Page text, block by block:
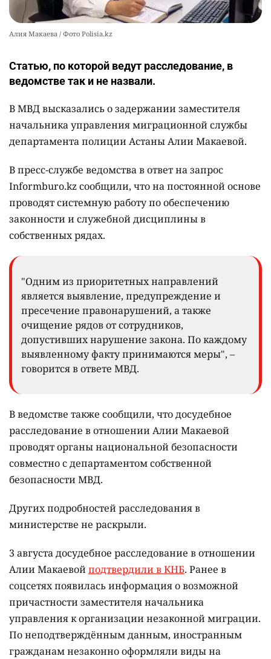
Алия Макаева / Фото Polisia.kz
Статью, по которой ведут расследование, в
ведомстве так и не назвали.
В МВД высказались о задержании заместителя
начальника управления миграционной службы
департамента полиции Астаны Алии Макаевой.
В пресс-службе ведомства в ответ на запрос
Informburo.kz сообщили, что на постоянной основе
проводят системную работу по обеспечению
законности и служебной дисциплины в
собственных рядах.
"Одним из приоритетных направлений
является выявление, предупреждение и
пресечение правонарушений, а также
очищение рядов от сотрудников,
допустивших нарушение закона. По каждому
выявленному факту принимаются меры", –
говорится в ответе МВД.
В ведомстве также сообщили, что досудебное
расследование в отношении Алии Макаевой
проводят органы национальной безопасности
совместно с департаментом собственной
безопасности МВД.
Других подробностей расследования в
министерстве не раскрыли.
3 августа досудебное расследование в отношении
Алии Макаевойподтвердили в КНБ. Ранее в
соцсетях появилась информация о возможной
причастности заместителя начальника
управления к организации незаконной миграции.
По неподтверждённым данным, иностранным
гражданам незаконно оформляли виды на